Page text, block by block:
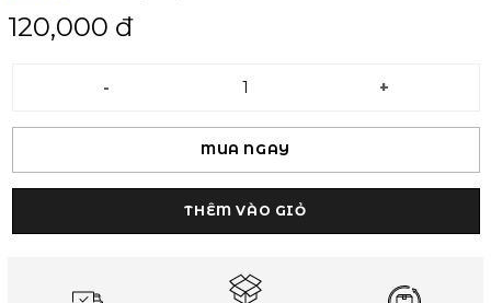
120,000 đ
- +
MUA NGAY
THÊM VÀO GIỎ